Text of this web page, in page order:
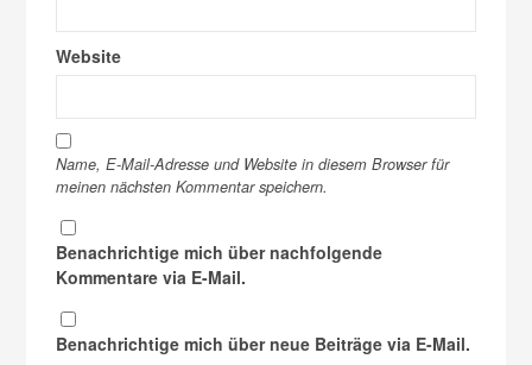
Website
Name, E-Mail-Adresse und Website in diesem Browser für
meinen nächsten Kommentar speichern.
Benachrichtige mich über nachfolgende
Kommentare via E-Mail.
Benachrichtige mich über neue Beiträge via E-Mail.